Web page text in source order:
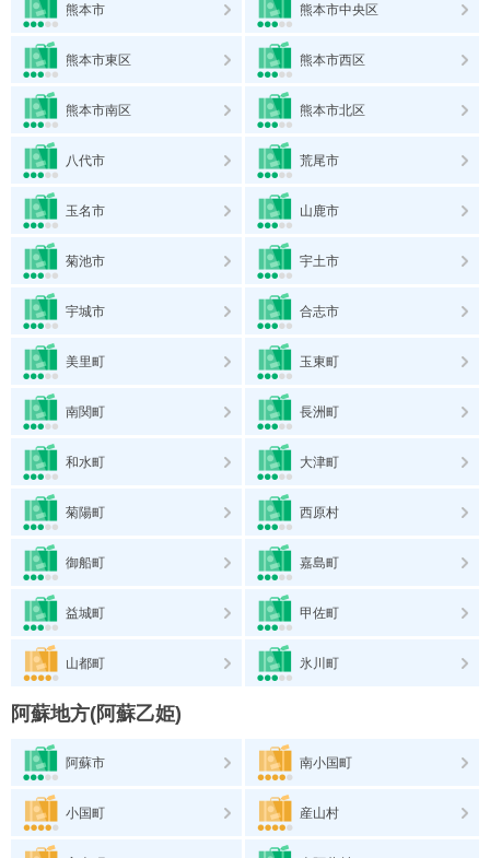
熊本市 熊本市中央区
熊本市東区 熊本市西区
熊本市南区 熊本市北区
八代市 荒尾市
玉名市 山鹿市
菊池市 宇土市
宇城市 合志市
美里町 玉東町
南関町 長洲町
和水町 大津町
菊陽町 西原村
御船町 嘉島町
益城町 甲佐町
山都町 氷川町
阿蘇地方(阿蘇乙姫)
阿蘇市 南小国町
小国町 産山村